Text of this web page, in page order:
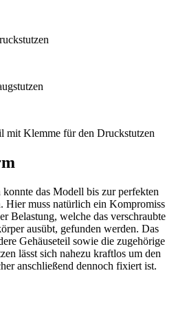
mit Klemme für den Druckstutzen
das Modell bis zur perfekten
Hier muss natürlich ein Kompromiss
Belastung, welche das verschraubte
ausübt, gefunden werden. Das
Gehäuseteil sowie die zugehörige
lässt sich nahezu kraftlos um den
anschließend dennoch fixiert ist.